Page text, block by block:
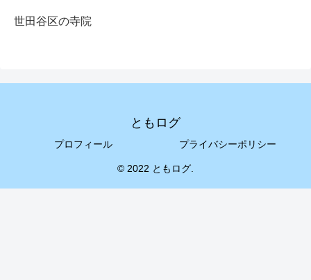
世田谷区の寺院
ともログ
プロフィール プライバシーポリシー
© 2022 ともログ.